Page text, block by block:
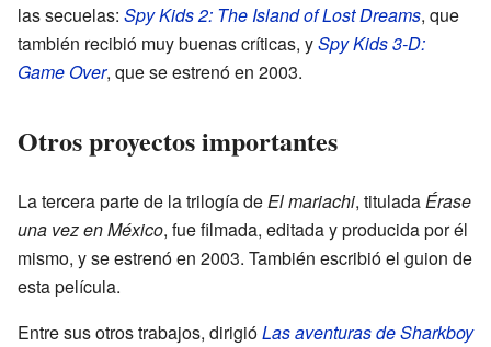
las secuelas: Spy Kids 2: The Island of Lost Dreams, que
también recibió muy buenas críticas, ySpy Kids 3-D:
Game Over, que se estrenó en 2003.
Otros proyectos importantes
La tercera parte de la trilogía deEl mariachi, tituladaÉrase
una vez en México, fue filmada, editada y producida por él
mismo, y se estrenó en 2003. También escribió el guion de
esta película.
Entre sus otros trabajos, dirigióLas aventuras de Sharkboy